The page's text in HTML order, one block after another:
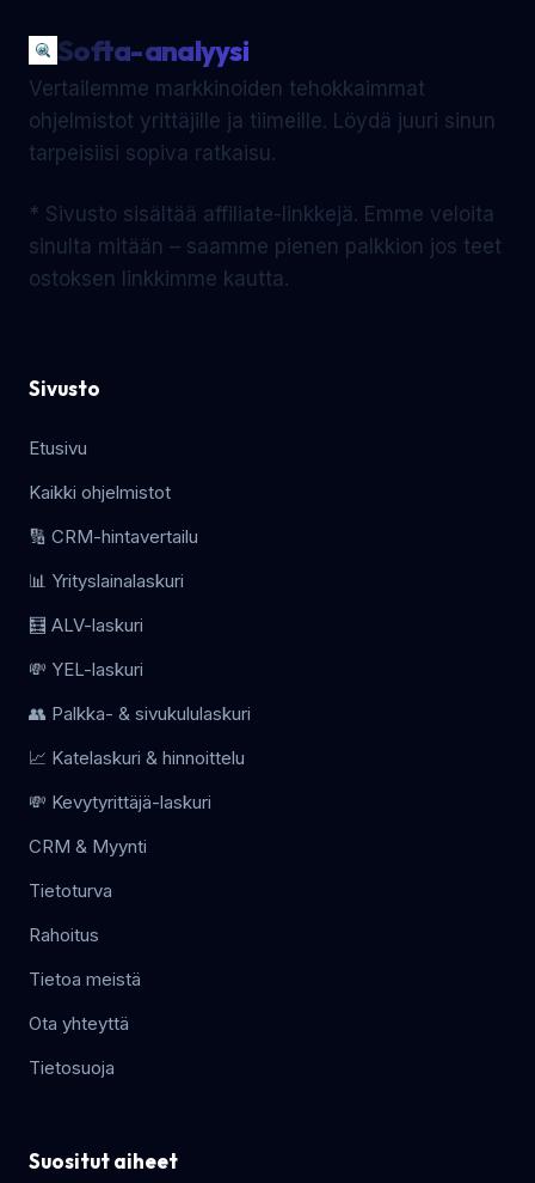
Softa-analyysi
Vertailemme markkinoiden tehokkaimmat
ohjelmistot yrittäjille ja tiimeille. Löydä juuri sinun
tarpeisiisi sopiva ratkaisu.
* Sivusto sisältää affiliate-linkkejä. Emme veloita
sinulta mitään – saamme pienen palkkion jos teet
ostoksen linkkimme kautta.
Sivusto
Etusivu
Kaikki ohjelmistot
🔢 CRM-hintavertailu
📊 Yrityslainalaskuri
🧮 ALV-laskuri
💸 YEL-laskuri
👥 Palkka- & sivukululaskuri
📈 Katelaskuri & hinnoittelu
💸 Kevytyrittäjä-laskuri
CRM & Myynti
Tietoturva
Rahoitus
Tietoa meistä
Ota yhteyttä
Tietosuoja
Suositut aiheet